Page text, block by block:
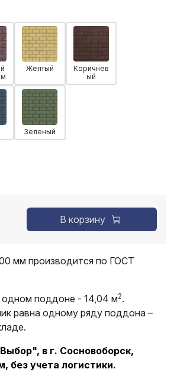
Желтый
Коричнев
ый
Зеленый
В корзину
мм производится по ГОСТ
одном поддоне - 14,04 м2.
равна одному ряду поддона –
в г. Сосновоборск,
без учета логистики.